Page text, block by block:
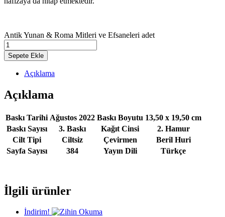
Antik Yunan & Roma Mitleri ve Efsaneleri adet
Sepete Ekle
Açıklama
Açıklama
Baskı Tarihi Ağustos 2022 Baskı Boyutu 13,50 x 19,50 cm
Baskı Sayısı
3. Baskı Kağıt Cinsi
2. Hamur
Cilt Tipi
Ciltsiz Çevirmen
Beril Huri
Sayfa Sayısı
384 Yayın Dili Türkçe
İlgili ürünler
İndirim!